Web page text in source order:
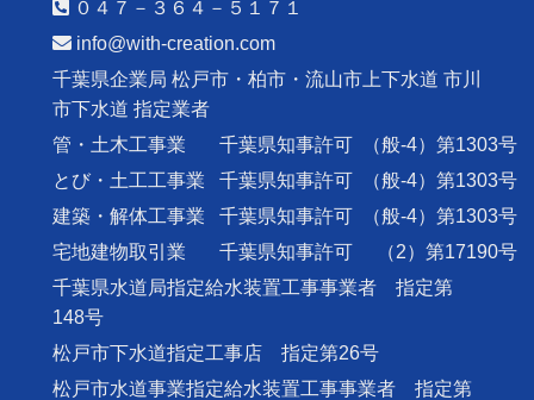
０４７－３６４－５１７１
info@with-creation.com
千葉県企業局 松戸市・柏市・流山市上下水道 市川
市下水道 指定業者
管・土木工事業
千葉県知事許可
（般-4）第1303号
とび・土工工事業
千葉県知事許可
（般-4）第1303号
建築・解体工事業
千葉県知事許可
（般-4）第1303号
宅地建物取引業
千葉県知事許可
（2）第17190号
千葉県水道局指定給水装置工事事業者 指定第
148号
松戸市下水道指定工事店 指定第26号
松戸市水道事業指定給水装置工事事業者 指定第